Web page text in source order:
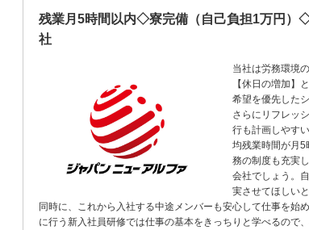
残業月5時間以内◇寮完備（自己負担1万円）
社
当社は労務環境
【休日の増加】
希望を優先した
さらにリフレッ
行も計画しやす
均残業時間が月5
務の制度も充実
会社でしょう。
実させてほしい
同時に、これから入社する中途メンバーも安心して仕事を始
に行う新入社員研修では仕事の基本をきっちりと学べるので